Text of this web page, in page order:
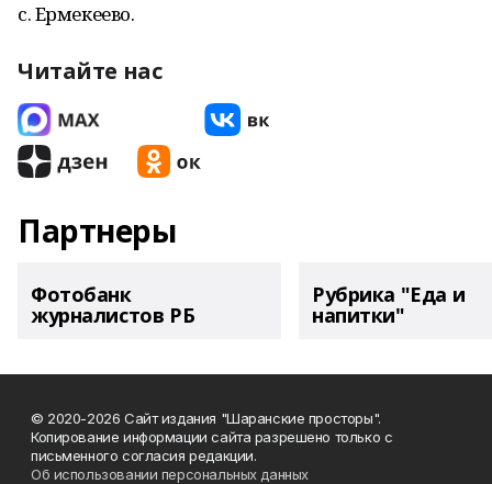
с. Ермекеево.
Читайте нас
Партнеры
Фотобанк
журналистов РБ
Рубрика "Еда и
напитки"
© 2020-2026 Сайт издания "Шаранские просторы".
Копирование информации сайта разрешено только с
письменного согласия редакции.
Об использовании персональных данных